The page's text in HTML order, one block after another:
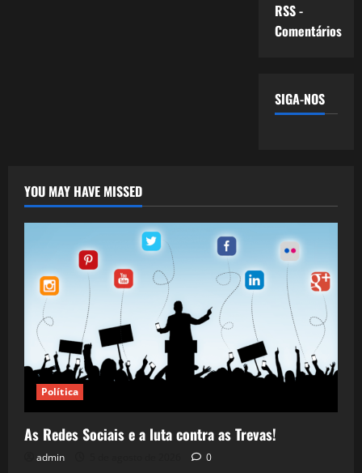
RSS -
Comentários
SIGA-NOS
YOU MAY HAVE MISSED
Política
As Redes Sociais e a luta contra as Trevas!
admin
0